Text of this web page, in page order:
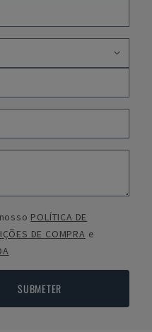
POLÍTICA DE
DE COMPRA e
SUBMETER